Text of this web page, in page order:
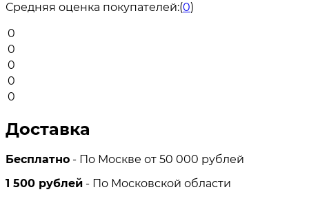
Средняя оценка покупателей:(0)
0
0
0
0
0
Доставка
Бесплатно - По Москве от 50 000 рублей
1 500 рублей - По Московской области